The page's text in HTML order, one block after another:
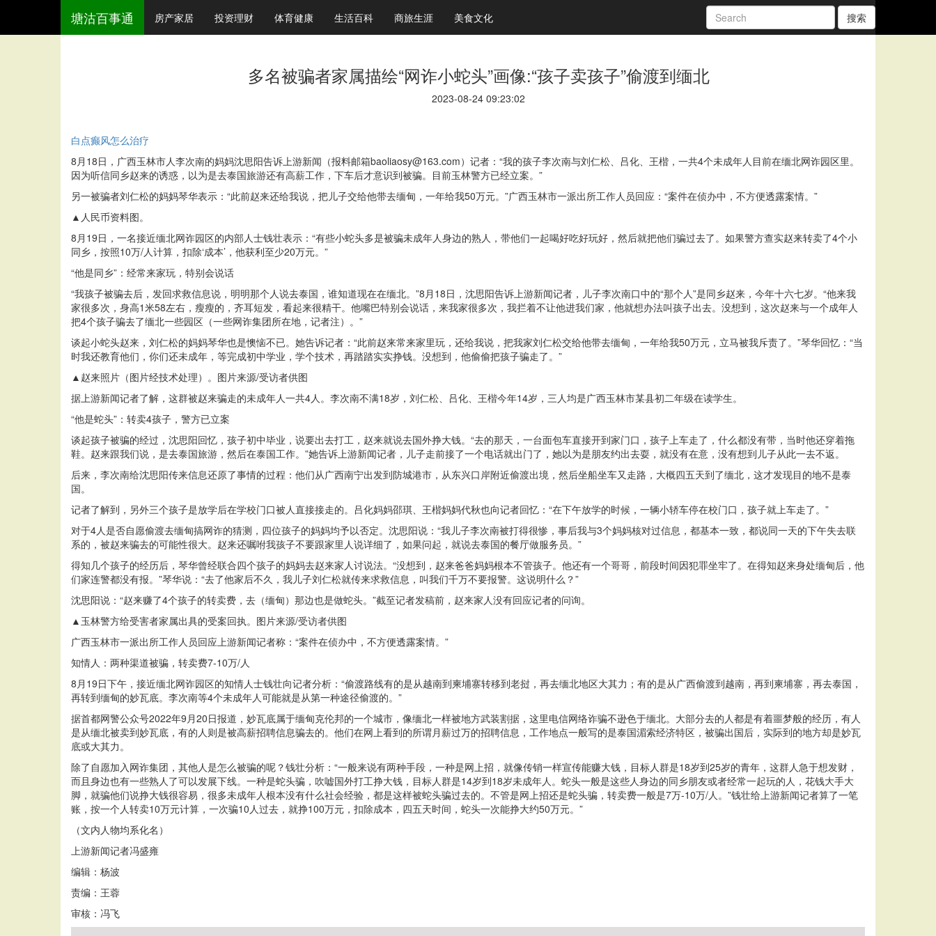
塘沽百事通 房产家居 投资理财 体育健康 生活百科 商旅生涯 美食文化 搜索
多名被骗者家属描绘“网诈小蛇头”画像:“孩子卖孩子”偷渡到缅北
2023-08-24 09:23:02
白点癫风怎么治疗
8月18日，广西玉林市人李次南的妈妈沈思阳告诉上游新闻（报料邮箱baoliaosy@163.com）记者：“我的孩子李次南与刘仁松、吕化、王楷，一共4个未成年人目前在缅北网诈园区里。
因为听信同乡赵来的诱惑，以为是去泰国旅游还有高薪工作，下车后才意识到被骗。目前玉林警方已经立案。”
另一被骗者刘仁松的妈妈琴华表示：“此前赵来还给我说，把儿子交给他带去缅甸，一年给我50万元。”广西玉林市一派出所工作人员回应：“案件在侦办中，不方便透露案情。”
▲人民币资料图。
8月19日，一名接近缅北网诈园区的内部人士钱壮表示：“有些小蛇头多是被骗未成年人身边的熟人，带他们一起喝好吃好玩好，然后就把他们骗过去了。如果警方查实赵来转卖了4个小
同乡，按照10万/人计算，扣除‘成本’，他获利至少20万元。”
“他是同乡”：经常来家玩，特别会说话
“我孩子被骗去后，发回求救信息说，明明那个人说去泰国，谁知道现在在缅北。”8月18日，沈思阳告诉上游新闻记者，儿子李次南口中的“那个人”是同乡赵来，今年十六七岁。“他来我
家很多次，身高1米58左右，瘦瘦的，齐耳短发，看起来很精干。他嘴巴特别会说话，来我家很多次，我拦着不让他进我们家，他就想办法叫孩子出去。没想到，这次赵来与一个成年人
把4个孩子骗去了缅北一些园区（一些网诈集团所在地，记者注）。”
谈起小蛇头赵来，刘仁松的妈妈琴华也是懊恼不已。她告诉记者：“此前赵来常来家里玩，还给我说，把我家刘仁松交给他带去缅甸，一年给我50万元，立马被我斥责了。”琴华回忆：“当
时我还教育他们，你们还未成年，等完成初中学业，学个技术，再踏踏实实挣钱。没想到，他偷偷把孩子骗走了。”
▲赵来照片（图片经技术处理）。图片来源/受访者供图
据上游新闻记者了解，这群被赵来骗走的未成年人一共4人。李次南不满18岁，刘仁松、吕化、王楷今年14岁，三人均是广西玉林市某县初二年级在读学生。
“他是蛇头”：转卖4孩子，警方已立案
谈起孩子被骗的经过，沈思阳回忆，孩子初中毕业，说要出去打工，赵来就说去国外挣大钱。“去的那天，一台面包车直接开到家门口，孩子上车走了，什么都没有带，当时他还穿着拖
鞋。赵来跟我们说，是去泰国旅游，然后在泰国工作。”她告诉上游新闻记者，儿子走前接了一个电话就出门了，她以为是朋友约出去耍，就没有在意，没有想到儿子从此一去不返。
后来，李次南给沈思阳传来信息还原了事情的过程：他们从广西南宁出发到防城港市，从东兴口岸附近偷渡出境，然后坐船坐车又走路，大概四五天到了缅北，这才发现目的地不是泰
国。
记者了解到，另外三个孩子是放学后在学校门口被人直接接走的。吕化妈妈邵琪、王楷妈妈代秋也向记者回忆：“在下午放学的时候，一辆小轿车停在校门口，孩子就上车走了。”
对于4人是否自愿偷渡去缅甸搞网诈的猜测，四位孩子的妈妈均予以否定。沈思阳说：“我儿子李次南被打得很惨，事后我与3个妈妈核对过信息，都基本一致，都说同一天的下午失去联
系的，被赵来骗去的可能性很大。赵来还嘱咐我孩子不要跟家里人说详细了，如果问起，就说去泰国的餐厅做服务员。”
得知几个孩子的经历后，琴华曾经联合四个孩子的妈妈去赵来家人讨说法。“没想到，赵来爸爸妈妈根本不管孩子。他还有一个哥哥，前段时间因犯罪坐牢了。在得知赵来身处缅甸后，他
们家连警都没有报。”琴华说：“去了他家后不久，我儿子刘仁松就传来求救信息，叫我们千万不要报警。这说明什么？”
沈思阳说：“赵来赚了4个孩子的转卖费，去（缅甸）那边也是做蛇头。”截至记者发稿前，赵来家人没有回应记者的问询。
▲玉林警方给受害者家属出具的受案回执。图片来源/受访者供图
广西玉林市一派出所工作人员回应上游新闻记者称：“案件在侦办中，不方便透露案情。”
知情人：两种渠道被骗，转卖费7-10万/人
8月19日下午，接近缅北网诈园区的知情人士钱壮向记者分析：“偷渡路线有的是从越南到柬埔寨转移到老挝，再去缅北地区大其力；有的是从广西偷渡到越南，再到柬埔寨，再去泰国，
再转到缅甸的妙瓦底。李次南等4个未成年人可能就是从第一种途径偷渡的。”
据首都网警公众号2022年9月20日报道，妙瓦底属于缅甸克伦邦的一个城市，像缅北一样被地方武装割据，这里电信网络诈骗不逊色于缅北。大部分去的人都是有着噩梦般的经历，有人
是从缅北被卖到妙瓦底，有的人则是被高薪招聘信息骗去的。他们在网上看到的所谓月薪过万的招聘信息，工作地点一般写的是泰国湄索经济特区，被骗出国后，实际到的地方却是妙瓦
底或大其力。
除了自愿加入网诈集团，其他人是怎么被骗的呢？钱壮分析：“一般来说有两种手段，一种是网上招，就像传销一样宣传能赚大钱，目标人群是18岁到25岁的青年，这群人急于想发财，
而且身边也有一些熟人了可以发展下线。一种是蛇头骗，吹嘘国外打工挣大钱，目标人群是14岁到18岁未成年人。蛇头一般是这些人身边的同乡朋友或者经常一起玩的人，花钱大手大
脚，就骗他们说挣大钱很容易，很多未成年人根本没有什么社会经验，都是这样被蛇头骗过去的。不管是网上招还是蛇头骗，转卖费一般是7万-10万/人。”钱壮给上游新闻记者算了一笔
账，按一个人转卖10万元计算，一次骗10人过去，就挣100万元，扣除成本，四五天时间，蛇头一次能挣大约50万元。”
（文内人物均系化名）
上游新闻记者冯盛雍
编辑：杨波
责编：王蓉
审核：冯飞